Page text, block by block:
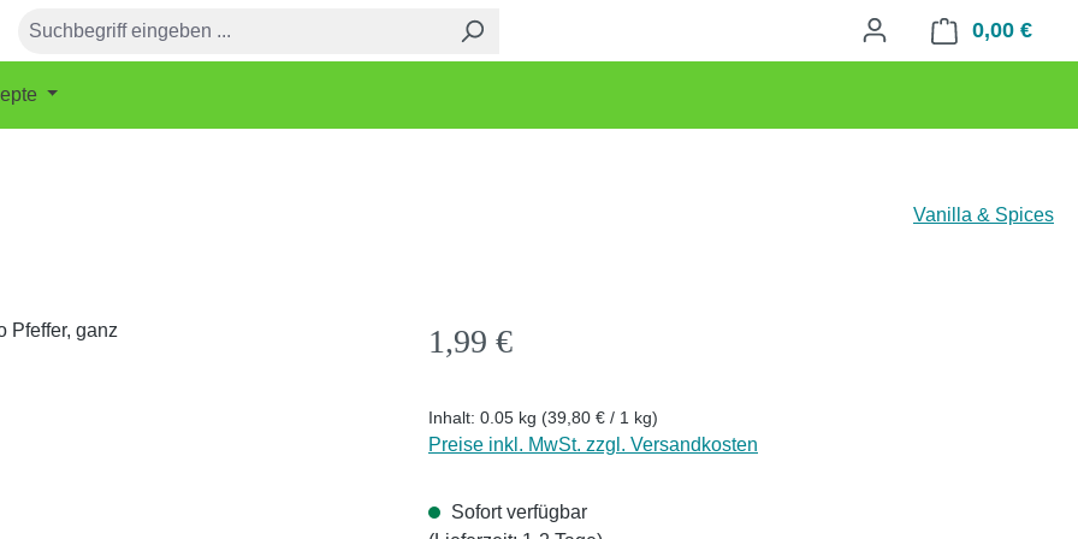
0,00 €
Vanilla & Spices
Regulärer Preis:
1,99 €
Inhalt: 0.05 kg (39,80 € / 1 kg)
Preise inkl. MwSt. zzgl. Versandkosten
Sofort verfügbar